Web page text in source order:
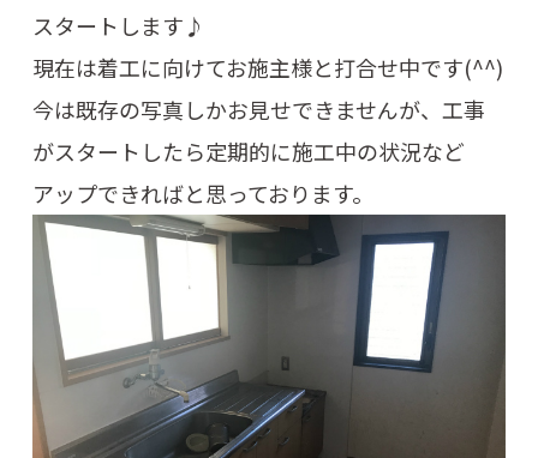
スタートします♪
現在は着工に向けてお施主様と打合せ中です(^^)
今は既存の写真しかお見せできませんが、工事
がスタートしたら定期的に施工中の状況など
アップできればと思っております。